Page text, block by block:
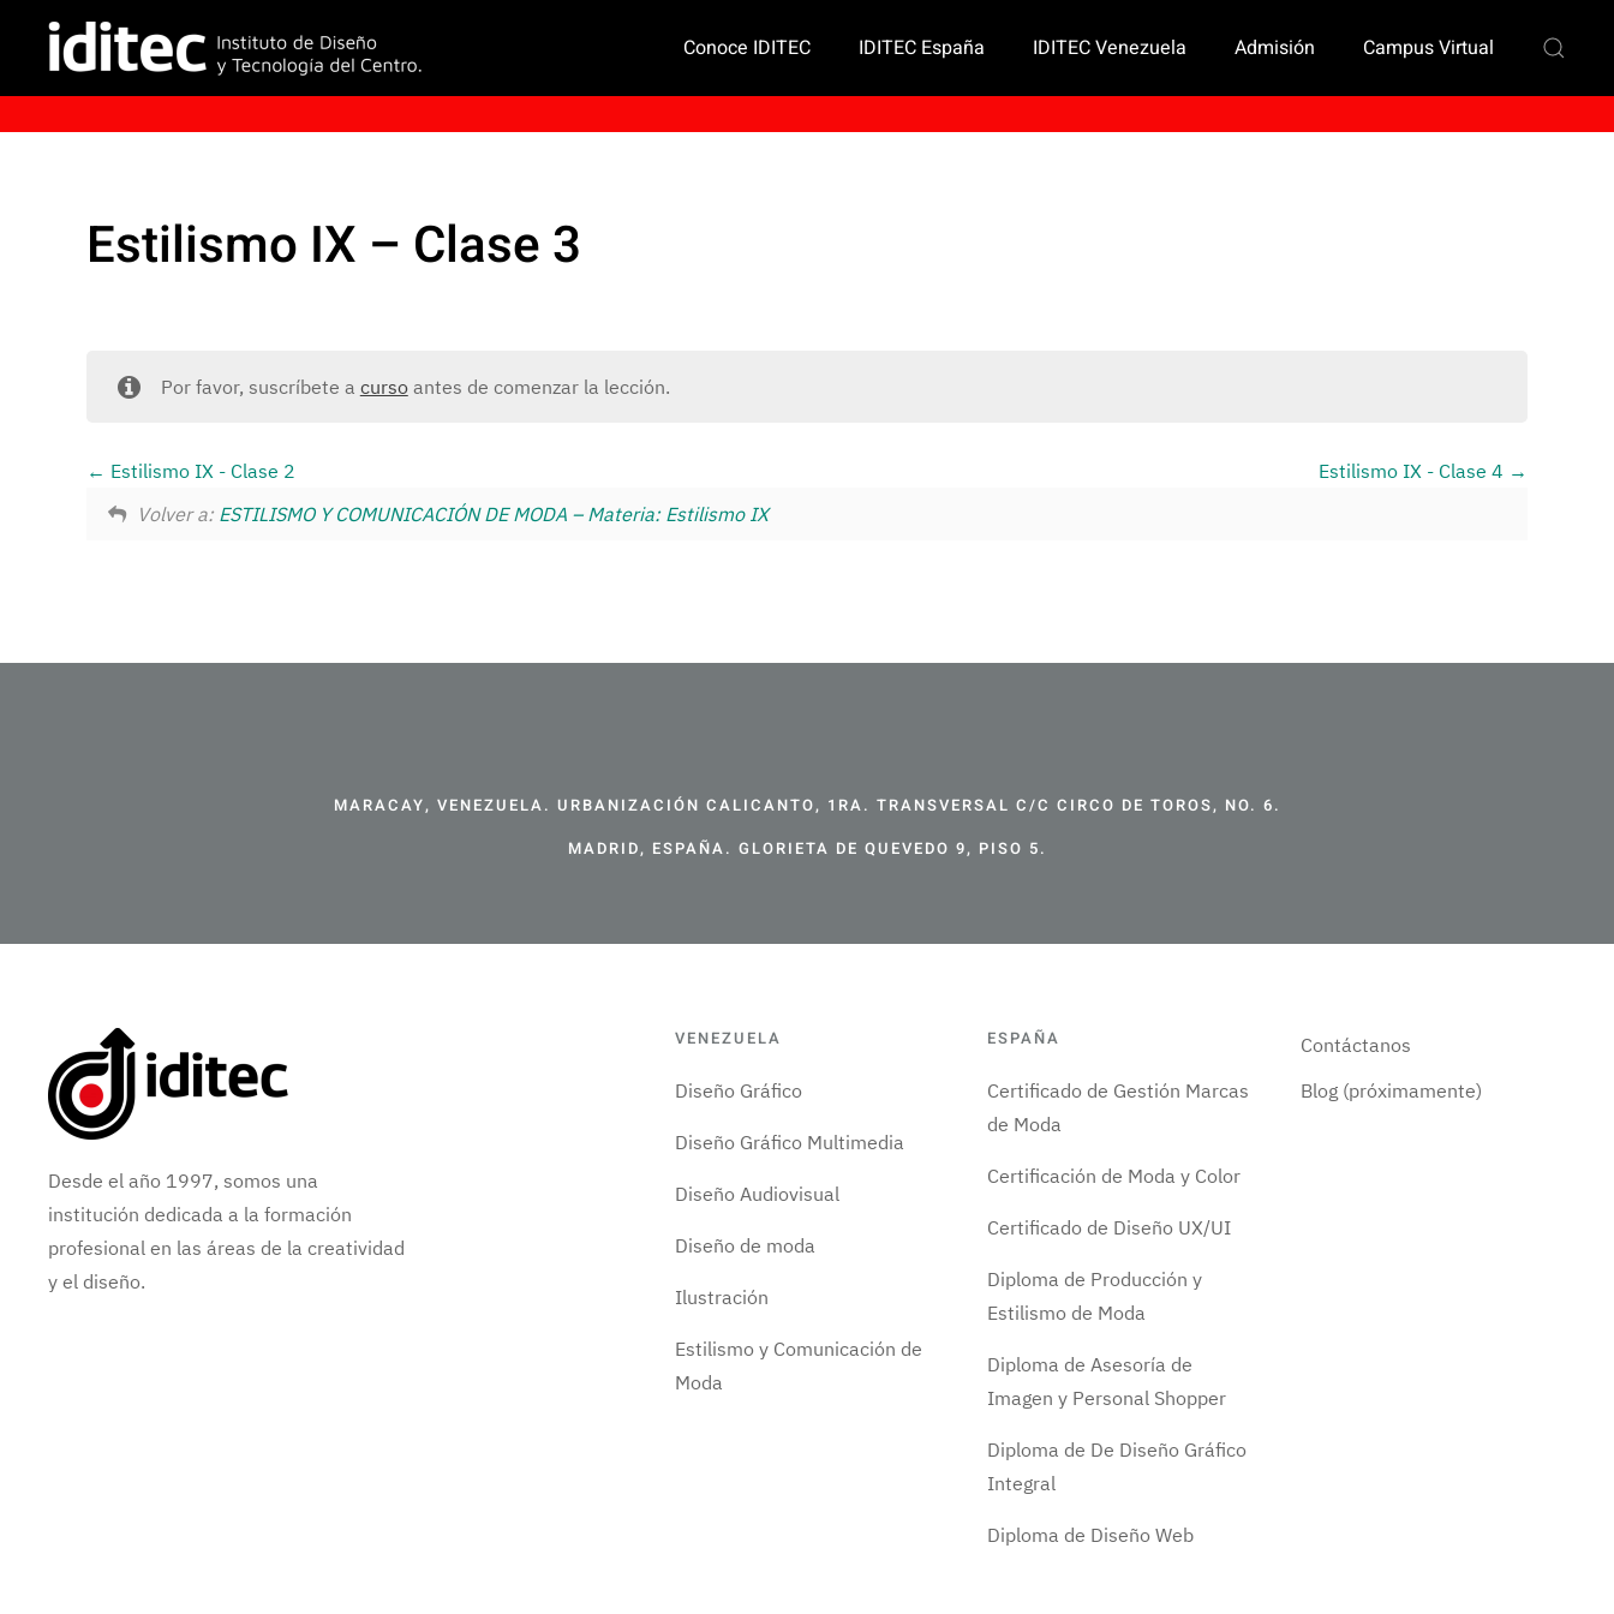
Conoce IDITEC IDITEC España IDITEC Venezuela Admisión Campus Virtual
Estilismo IX – Clase 3
Por favor, suscríbete a cursoantes de comenzar la lección.
Estilismo IX - Clase 2
Estilismo IX - Clase 4
Volver a: ESTILISMO Y COMUNICACIÓN DE MODA – Materia: Estilismo IX
MARACAY, VENEZUELA. URBANIZACIÓN CALICANTO, 1RA. TRANSVERSAL C/C CIRCO DE TOROS, NO. 6.
MADRID, ESPAÑA. GLORIETA DE QUEVEDO 9, PISO 5.
Desde el año 1997, somos una
institución dedicada a la formación
profesional en las áreas de la creatividad
y el diseño.
VENEZUELA
Diseño Gráfico
Diseño Gráfico Multimedia
Diseño Audiovisual
Diseño de moda
Ilustración
Estilismo y Comunicación de
Moda
ESPAÑA
Certificado de Gestión Marcas
de Moda
Certificación de Moda y Color
Certificado de Diseño UX/UI
Diploma de Producción y
Estilismo de Moda
Diploma de Asesoría de
Imagen y Personal Shopper
Diploma de De Diseño Gráfico
Integral
Diploma de Diseño Web
Contáctanos
Blog (próximamente)